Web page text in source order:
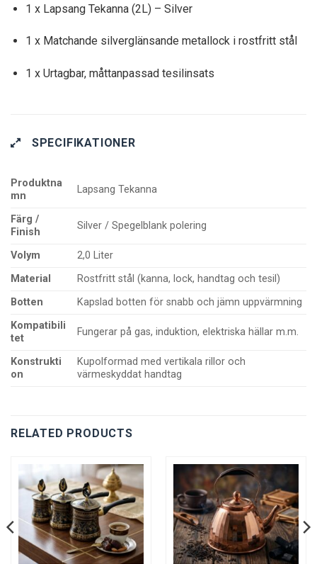
1 x Lapsang Tekanna (2L) – Silver
1 x Matchande silverglänsande metallock i rostfritt stål
1 x Urtagbar, måttanpassad tesilinsats
SPECIFIKATIONER
Produktna
mn
Lapsang Tekanna
Färg /
Finish
Silver / Spegelblank polering
Volym
2,0 Liter
Material
Rostfritt stål (kanna, lock, handtag och tesil)
Botten
Kapslad botten för snabb och jämn uppvärmning
Kompatibili
tet
Fungerar på gas, induktion, elektriska hällar m.m.
Konstrukti
on
Kupolformad med vertikala rillor och
värmeskyddat handtag
RELATED PRODUCTS